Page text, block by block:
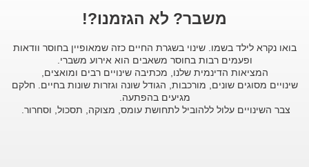
משבר? לא הגזמנו?!
בואו נקרא לילד בשמו. שינוי בשגרת החיים כזה שמאופיין בחוסר וודאות
ופעמים רבות בחוסר משאבים הוא אירוע משברי.
המציאות הדינמית שלנו, מכתיבה שינויים רבים ומואצים,
שינויים מסוגים שונים, מורכבות, הגודל שונה וגזרות שונות בחיים. חלקם
מגיעים בהפתעה.
צבר השינויים עלול ללהוביל לתחושת עומס, מצוקה, תסכול, וסחרור.